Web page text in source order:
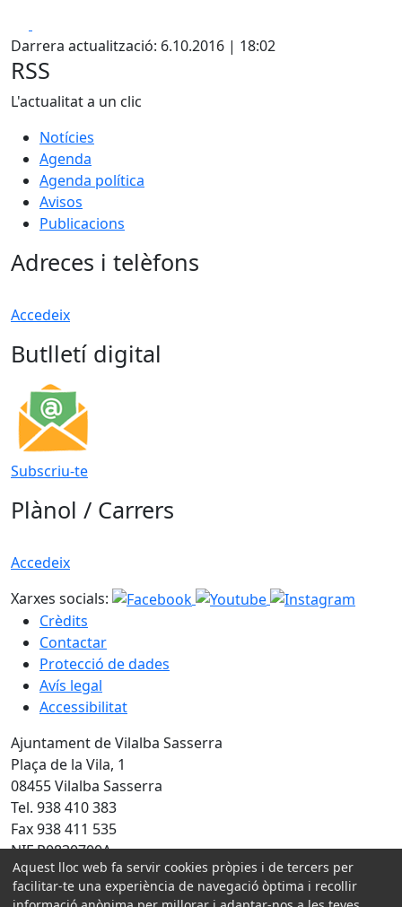
Darrera actualització: 6.10.2016 | 18:02
RSS
L'actualitat a un clic
Notícies
Agenda
Agenda política
Avisos
Publicacions
Adreces i telèfons
Accedeix
Butlletí digital
Subscriu-te
Plànol / Carrers
Accedeix
Xarxes socials:
Crèdits
Contactar
Protecció de dades
Avís legal
Accessibilitat
Ajuntament de Vilalba Sasserra
Plaça de la Vila, 1
08455 Vilalba Sasserra
Tel. 938 410 383
Fax 938 411 535
NIF P0830700A
Amb la col·laboració de:
Aquest lloc web fa servir cookies pròpies i de tercers per
facilitar-te una experiència de navegació òptima i recollir